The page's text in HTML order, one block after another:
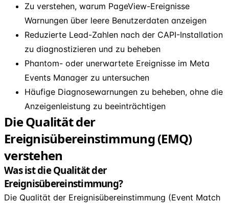
Zu verstehen, warum PageView-Ereignisse
Warnungen über leere Benutzerdaten anzeigen
Reduzierte Lead-Zahlen nach der CAPI-Installation
zu diagnostizieren und zu beheben
Phantom- oder unerwartete Ereignisse im Meta
Events Manager zu untersuchen
Häufige Diagnosewarnungen zu beheben, ohne die
Anzeigenleistung zu beeinträchtigen
Die Qualität der
Ereignisübereinstimmung (EMQ)
verstehen
Was ist die Qualität der
Ereignisübereinstimmung?
Die Qualität der Ereignisübereinstimmung (Event Match